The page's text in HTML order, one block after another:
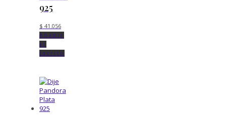
925
$ 41.056
Añadir
al
carrito